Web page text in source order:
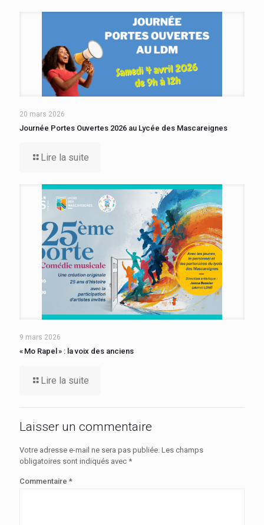
20 mars 2026
Journée Portes Ouvertes 2026 au Lycée des Mascareignes
Lire la suite
9 mars 2026
« Mo Rapel » : la voix des anciens
Lire la suite
Laisser un commentaire
Votre adresse e-mail ne sera pas publiée. Les champs
obligatoires sont indiqués avec *
Commentaire *